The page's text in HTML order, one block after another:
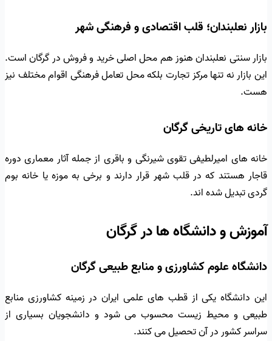
بازار نعلبندان؛ قلب اقتصادی و فرهنگی شهر
بازار سنتی نعلبندان هنوز هم محل اصلی خرید و فروش در گرگان است.
این بازار نه تنها مرکز تجارت بلکه محل تعامل فرهنگی اقوام مختلف نیز
هست.
خانه های تاریخی گرگان
خانه های امیرلطیفی تقوی شیرنگی و باقری از جمله آثار معماری دوره
قاجار هستند که در قلب شهر قرار دارند و برخی به موزه یا خانه بوم
گردی تبدیل شده اند.
آموزش و دانشگاه ها در گرگان
دانشگاه علوم کشاورزی و منابع طبیعی گرگان
این دانشگاه یکی از قطب های علمی ایران در زمینه کشاورزی منابع
طبیعی و محیط زیست محسوب می شود و دانشجویان بسیاری از
سراسر کشور در آن تحصیل می کنند.